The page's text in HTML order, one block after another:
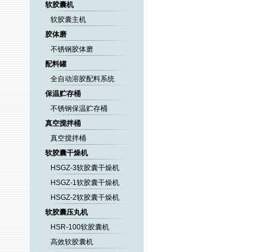
软胶囊机
软胶囊主机
胶体磨
不锈钢胶体磨
配料罐
全自动溶胶配料系统
保温贮存桶
不锈钢保温贮存桶
真空搅拌桶
真空搅拌桶
软胶囊干燥机
HSGZ-3软胶囊干燥机
HSGZ-1软胶囊干燥机
HSGZ-2软胶囊干燥机
软胶囊压丸机
HSR-100软胶囊机
高效软胶囊机